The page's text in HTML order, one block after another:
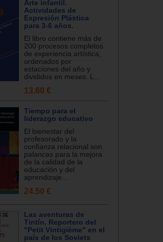
Arte infantil.
Actividades de
Expresión Plástica
para 3-6 años.
El libro contiene más de
200 procesos completos
de experiencia artística,
ordenados por
estaciones del año y
divididos en meses. L...
13.60 €
Tiempo para el
liderazgo educativo
El bienestar del
profesorado y la
confianza relacional son
palancas para la mejora
de la calidad de la
educación y del
aprendizaje...
24.50 €
Las aventuras de
Tintín. Reportero del
"Petit Vintigième" en el
país de los Soviets